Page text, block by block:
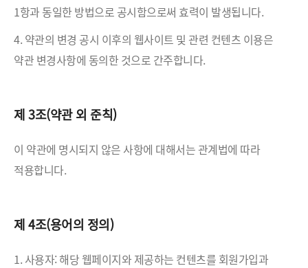
1항과 동일한 방법으로 공시함으로써 효력이 발생됩니다.
4. 약관의 변경 공시 이후의 웹사이트 및 관련 컨텐츠 이용은
약관 변경사항에 동의한 것으로 간주합니다.
제 3조(약관 외 준칙)
이 약관에 명시되지 않은 사항에 대해서는 관계법에 따라
적용합니다.
제 4조(용어의 정의)
1. 사용자: 해당 웹페이지와 제공하는 컨텐츠를 회원가입과